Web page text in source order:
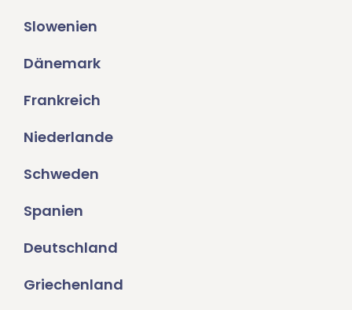
Slowenien
Dänemark
Frankreich
Niederlande
Schweden
Spanien
Deutschland
Griechenland